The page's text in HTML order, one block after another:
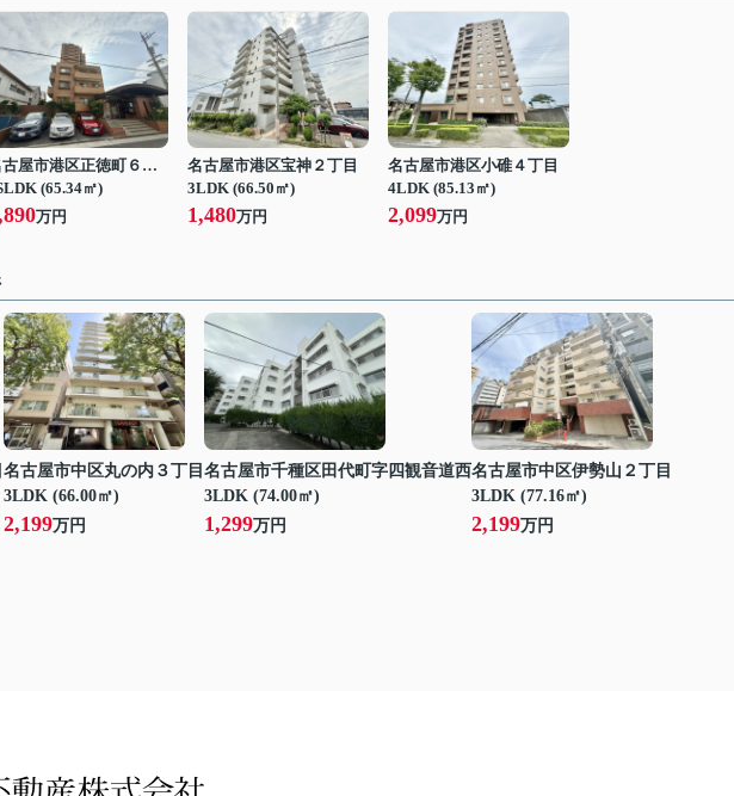
名古屋市港区正徳町６丁目
(65.34㎡)
万円
名古屋市港区宝神２丁目
3LDK (66.50㎡)
1,480万円
名古屋市港区小碓４丁目
4LDK (85.13㎡)
2,099万円
名古屋市中区丸の内３丁目
3LDK (66.00㎡)
2,199万円
名古屋市千種区田代町字四観音道西
3LDK (74.00㎡)
1,299万円
名古屋市中区伊勢山２丁目
3LDK (77.16㎡)
2,199万円